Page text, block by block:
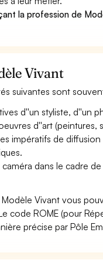
la profession de
Vivant
suivantes sont
d''un styliste, d''un
d''art (peintures,
impératifs de
dans le cadre
Vivant vous
code ROME (pour
précise par Pôle